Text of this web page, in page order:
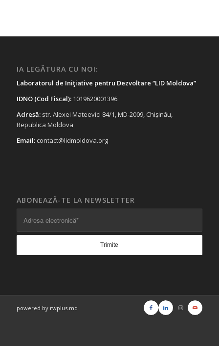
IA LEGĂTURA CU NOI:
Laboratorul de Iniţiative pentru Dezvoltare “LID Moldova”
IDNO (Cod Fiscal):1019620001396
Adresă:str. Alexei Mateevici 84/1, MD-2009, Chișinău,
Republica Moldova
Email: contact@lidmoldova.org
ABONEAZĂ-TE LA NEWSLETTER
powered by rwplus.md